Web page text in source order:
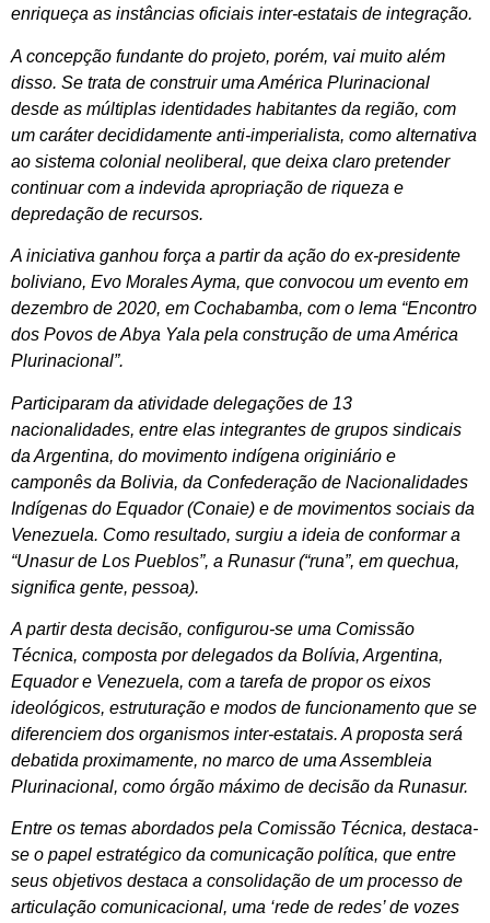
enriqueça as instâncias oficiais inter-estatais de integração.
A concepção fundante do projeto, porém, vai muito além
disso. Se trata de construir uma América Plurinacional
desde as múltiplas identidades habitantes da região, com
um caráter decididamente anti-imperialista, como alternativa
ao sistema colonial neoliberal, que deixa claro pretender
continuar com a indevida apropriação de riqueza e
depredação de recursos.
A iniciativa ganhou força a partir da ação do ex-presidente
boliviano, Evo Morales Ayma, que convocou um evento em
dezembro de 2020, em Cochabamba, com o lema “Encontro
dos Povos de Abya Yala pela construção de uma América
Plurinacional”.
Participaram da atividade delegações de 13
nacionalidades, entre elas integrantes de grupos sindicais
da Argentina, do movimento indígena originiário e
camponês da Bolivia, da Confederação de Nacionalidades
Indígenas do Equador (Conaie) e de movimentos sociais da
Venezuela. Como resultado, surgiu a ideia de conformar a
“Unasur de Los Pueblos”, a Runasur (“runa”, em quechua,
significa gente, pessoa).
A partir desta decisão, configurou-se uma Comissão
Técnica, composta por delegados da Bolívia, Argentina,
Equador e Venezuela, com a tarefa de propor os eixos
ideológicos, estruturação e modos de funcionamento que se
diferenciem dos organismos inter-estatais. A proposta será
debatida proximamente, no marco de uma Assembleia
Plurinacional, como órgão máximo de decisão da Runasur.
Entre os temas abordados pela Comissão Técnica, destaca-
se o papel estratégico da comunicação política, que entre
seus objetivos destaca a consolidação de um processo de
articulação comunicacional, uma ‘rede de redes’ de vozes